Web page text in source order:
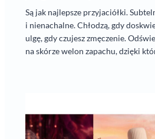
Są jak najlepsze przyjaciółki.
i nienachalne. Chłodzą, gdy
ulgę, gdy czujesz zmęczenie.
na skórze welon zapachu, dzięki